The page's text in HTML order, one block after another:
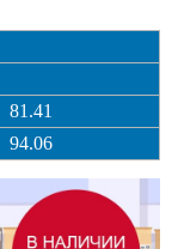
81.41
94.06